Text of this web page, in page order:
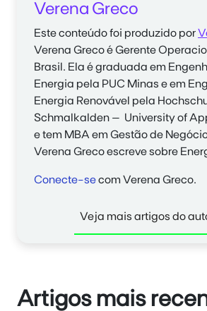
Verena Greco
Este conteúdo foi produzido por
Verena Grecoé Gerente
Brasil. Ela é graduada em
Energia pela PUC Minas e em
Energia Renovável pela
Schmalkalden – University of
e tem MBA em Gestão de
Verena Grecoescreve sobre
Conecte-secom Verena Greco.
Veja mais artigos do
Artigos mais